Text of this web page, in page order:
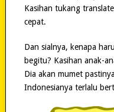
Kasihan tukang
cepat.
Dan sialnya, kenapa
begitu? Kasihan anak-
Dia akan mumet
Indonesianya terlalu